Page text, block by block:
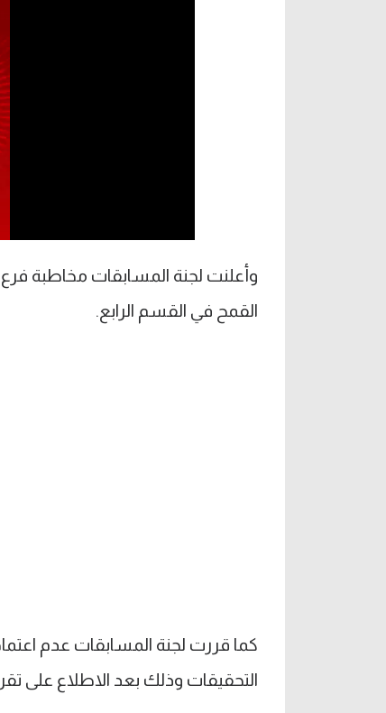
وأعلنت لجنة المسابقات مخاطبة
القمح في القسم الرابع.
التحقيقات وذلك بعد الاطلاع على